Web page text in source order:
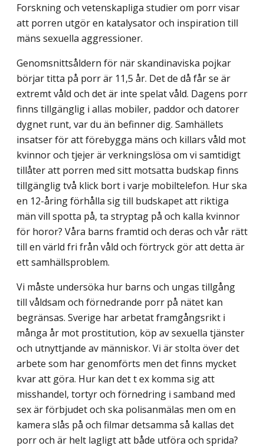
Forskning och vetenskapliga studier om porr visar
att porren utgör en katalysator och inspiration till
mäns sexuella aggressioner.
Genomsnittsåldern för när skandinaviska pojkar
börjar titta på porr är 11,5 år. Det de då får se är
extremt våld och det är inte spelat våld. Dagens porr
finns tillgänglig i allas mobiler, paddor och datorer
dygnet runt, var du än befinner dig. Samhällets
insatser för att förebygga mäns och killars våld mot
kvinnor och tjejer är verkningslösa om vi samtidigt
tillåter att porren med sitt motsatta budskap finns
tillgänglig två klick bort i varje mobiltelefon. Hur ska
en 12-åring förhålla sig till budskapet att riktiga
män vill spotta på, ta stryptag på och kalla kvinnor
för horor? Våra barns framtid och deras och vår rätt
till en värld fri från våld och förtryck gör att detta är
ett samhällsproblem.
Vi måste undersöka hur barns och ungas tillgång
till våldsam och förnedrande porr på nätet kan
begränsas. Sverige har arbetat framgångsrikt i
många år mot prostitution, köp av sexuella tjänster
och utnyttjande av människor. Vi är stolta över det
arbete som har genomförts men det finns mycket
kvar att göra. Hur kan det t ex komma sig att
misshandel, tortyr och förnedring i samband med
sex är förbjudet och ska polisanmälas men om en
kamera slås på och filmar detsamma så kallas det
porr och är helt lagligt att både utföra och sprida?